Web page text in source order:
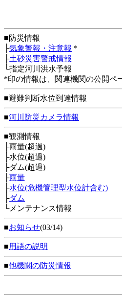
■防災情報
├気象警報・注意報 *
├土砂災害警戒情報
└指定河川洪水予報
*印の情報は、関連機関の公開ペ
■避難判断水位到達情報
■河川防災カメラ情報
■観測情報
├雨量(超過)
├水位(超過)
├ダム(超過)
├雨量
├水位(危機管理型水位計含む)
├ダム
└メンテナンス情報
■お知らせ(03/14)
■用語の説明
■他機関の防災情報